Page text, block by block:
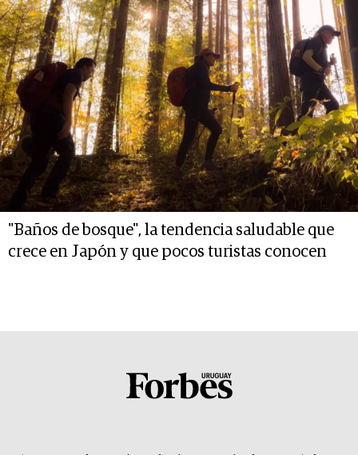
"Baños de bosque", la tendencia saludable que
crece en Japón y que pocos turistas conocen